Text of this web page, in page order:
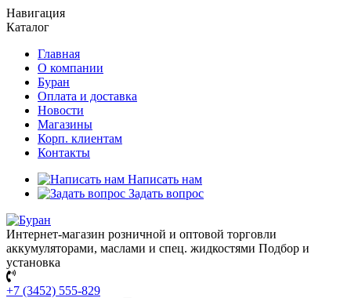
Навигация
Каталог
Главная
О компании
Буран
Оплата и доставка
Новости
Магазины
Корп. клиентам
Контакты
Написать нам
Задать вопрос
Интернет-магазин розничной и оптовой торговли
аккумуляторами, маслами и спец. жидкостями Подбор и
установка
+7 (3452) 555-829